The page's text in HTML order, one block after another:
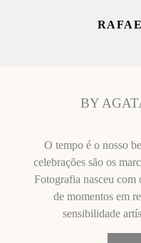
BY
O tempo é o nosso
celebrações são os
Fotografia nasceu com
de momentos em
sensibilidade